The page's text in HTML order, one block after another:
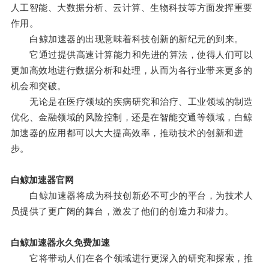
人工智能、大数据分析、云计算、生物科技等方面发挥重要
作用。
白鲸加速器的出现意味着科技创新的新纪元的到来。
它通过提供高速计算能力和先进的算法，使得人们可以
更加高效地进行数据分析和处理，从而为各行业带来更多的
机会和突破。
无论是在医疗领域的疾病研究和治疗、工业领域的制造
优化、金融领域的风险控制，还是在智能交通等领域，白鲸
加速器的应用都可以大大提高效率，推动技术的创新和进
步。
白鲸加速器官网
白鲸加速器将成为科技创新必不可少的平台，为技术人
员提供了更广阔的舞台，激发了他们的创造力和潜力。
白鲸加速器永久免费加速
它将带动人们在各个领域进行更深入的研究和探索，推